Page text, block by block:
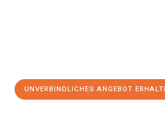
UNVERBINDLICHES ANGEBOT